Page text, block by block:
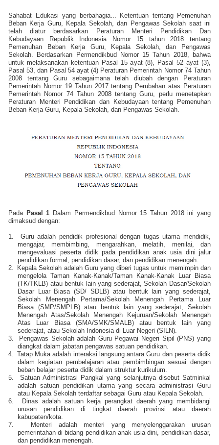
Sahabat Edukasi yang berbahagia... Ketentuan tentang Pemenuhan
Beban Kerja Guru, Kepala Sekolah, dan Pengawas Sekolah saat ini
telah diatur berdasarkan Peraturan Menteri Pendidikan Dan
Kebudayaan Republik Indonesia Nomor 15 tahun 2018 tentang
Pemenuhan Beban Kerja Guru, Kepala Sekolah, dan Pengawas
Sekolah. Berdasarkan Permendikbud Nomor 15 Tahun 2018, bahwa
untuk melaksanakan ketentuan Pasal 15 ayat (8), Pasal 52 ayat (3),
Pasal 53, dan Pasal 54 ayat (4) Peraturan Pemerintah Nomor 74 Tahun
2008 tentang Guru sebagaimana telah diubah dengan Peraturan
Pemerintah Nomor 19 Tahun 2017 tentang Perubahan atas Peraturan
Pemerintah Nomor 74 Tahun 2008 tentang Guru, perlu menetapkan
Peraturan Menteri Pendidikan dan Kebudayaan tentang Pemenuhan
Beban Kerja Guru, Kepala Sekolah, dan Pengawas Sekolah.
Pada Pasal 1 Dalam Permendikbud Nomor 15 Tahun 2018 ini yang
dimaksud dengan:
1.
Guru adalah pendidik profesional dengan tugas utama mendidik,
mengajar, membimbing, mengarahkan, melatih, menilai, dan
mengevaluasi peserta didik pada pendidikan anak usia dini jalur
pendidikan formal, pendidikan dasar, dan pendidikan menengah.
2.
Kepala Sekolah adalah Guru yang diberi tugas untuk memimpin dan
mengelola Taman Kanak-Kanak/Taman Kanak-Kanak Luar Biasa
(TK/TKLB) atau bentuk lain yang sederajat, Sekolah Dasar/Sekolah
Dasar Luar Biasa (SD/ SDLB) atau bentuk lain yang sederajat,
Sekolah Menengah Pertama/Sekolah Menengah Pertama Luar
Biasa (SMP/SMPLB) atau bentuk lain yang sederajat, Sekolah
Menengah Atas/Sekolah Menengah Kejuruan/Sekolah Menengah
Atas Luar Biasa (SMA/SMK/SMALB) atau bentuk lain yang
sederajat, atau Sekolah Indonesia di Luar Negeri (SILN).
3.
Pengawas Sekolah adalah Guru Pegawai Negeri Sipil (PNS) yang
diangkat dalam jabatan pengawas satuan pendidikan.
4. Tatap Muka adalah interaksi langsung antara Guru dan peserta didik
dalam kegiatan pembelajaran atau pembimbingan sesuai dengan
beban belajar peserta didik dalam struktur kurikulum.
5.
Satuan Administrasi Pangkal yang selanjutnya disebut Satminkal
adalah satuan pendidikan utama yang secara administrasi Guru
atau Kepala Sekolah terdaftar sebagai Guru atau Kepala Sekolah.
6.
Dinas adalah satuan kerja perangkat daerah yang membidangi
urusan pendidikan di tingkat daerah provinsi atau daerah
kabupaten/kota.
7.
Menteri adalah menteri yang menyelenggarakan urusan
pemerintahan di bidang pendidikan anak usia dini, pendidikan dasar,
dan pendidikan menengah.